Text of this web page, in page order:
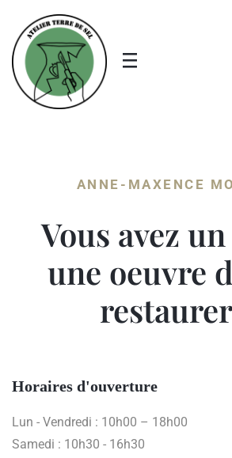
ANNE-MAXENCE
Vous avez
une oeuvre
Horaires d'ouverture
Lun - Vendredi : 10h00 – 18h00
Samedi : 10h30 - 16h30